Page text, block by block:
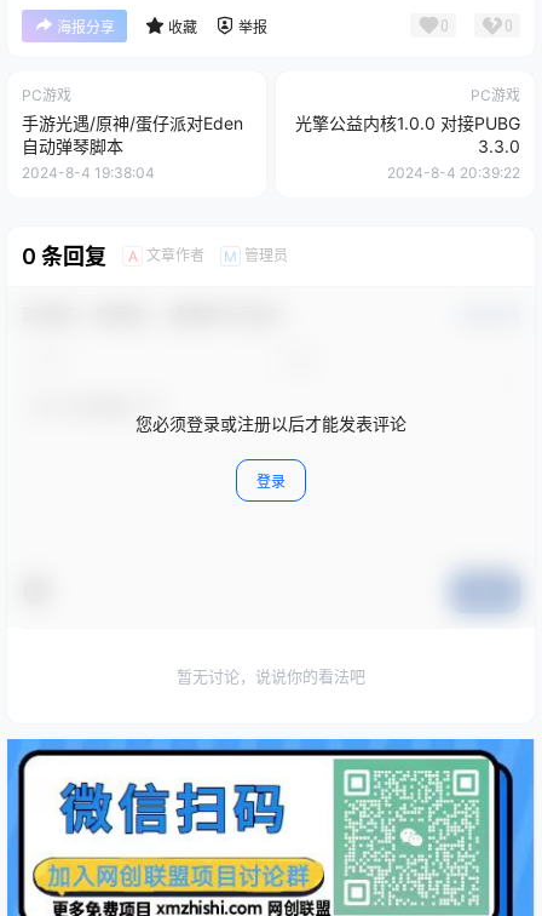
海报分享 收藏 举报 0 0
PC游戏
手游光遇/原神/蛋仔派对Eden
自动弹琴脚本
2024-8-4 19:38:04
PC游戏
光擎公益内核1.0.0 对接PUBG
3.3.0
2024-8-4 20:39:22
0 条回复 A 文章作者 M 管理员
您必须登录或注册以后才能发表评论
登录
暂无讨论，说说你的看法吧